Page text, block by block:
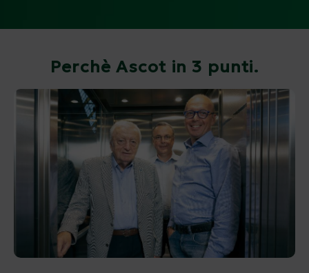
Perchè Ascot in 3 punti.